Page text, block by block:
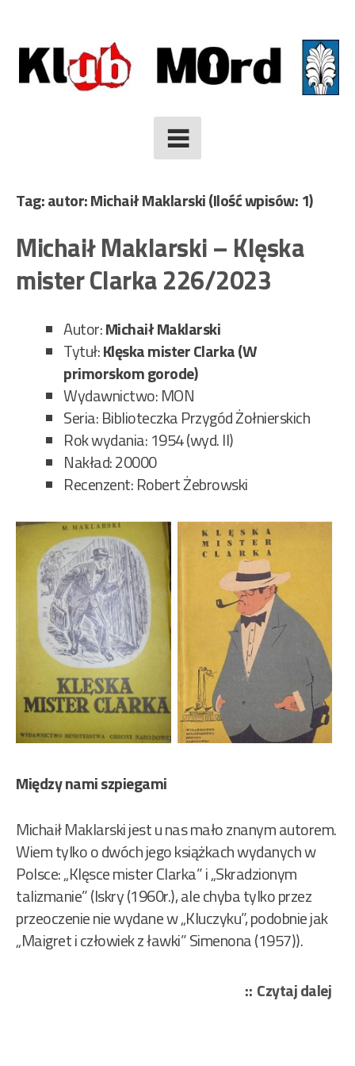
to
content
Tag: autor: Michaił Maklarski(Ilość wpisów: 1)
Michaił Maklarski – Klęska
mister Clarka 226/2023
Autor:Michaił Maklarski
Tytuł:Klęska mister Clarka (W
primorskom gorode)
Wydawnictwo: MON
Seria: Biblioteczka Przygód Żołnierskich
Rok wydania: 1954 (wyd. II)
Nakład: 20000
Recenzent: Robert Żebrowski
Między nami szpiegami
Michaił Maklarski jest u nas mało znanym autorem.
Wiem tylko o dwóch jego książkach wydanych w
Polsce: „Klęsce mister Clarka” i „Skradzionym
talizmanie” (Iskry (1960r.), ale chyba tylko przez
przeoczenie nie wydane w „Kluczyku”, podobnie jak
„Maigret i człowiek z ławki” Simenona (1957)).
Czytaj dalej